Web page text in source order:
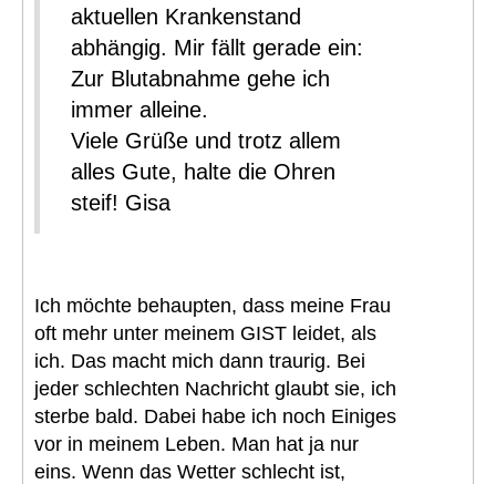
aktuellen Krankenstand
abhängig. Mir fällt gerade ein:
Zur Blutabnahme gehe ich
immer alleine.
Viele Grüße und trotz allem
alles Gute, halte die Ohren
steif! Gisa
Ich möchte behaupten, dass meine Frau
oft mehr unter meinem GIST leidet, als
ich. Das macht mich dann traurig. Bei
jeder schlechten Nachricht glaubt sie, ich
sterbe bald. Dabei habe ich noch Einiges
vor in meinem Leben. Man hat ja nur
eins. Wenn das Wetter schlecht ist,